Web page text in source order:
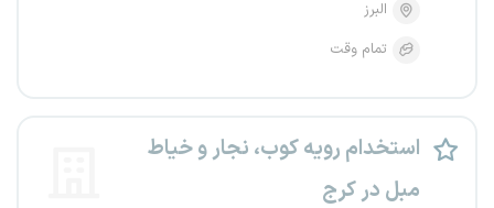
البرز
تمام وقت
استخدام رویه کوب، نجار و خیاط
مبل در کرج